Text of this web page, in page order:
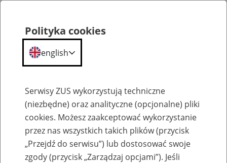
Komunikaty
Polityka cookies
english
Serwisy ZUS wykorzystują techniczne
(niezbędne) oraz analityczne (opcjonalne) pliki
cookies. Możesz zaakceptować wykorzystanie
przez nas wszystkich takich plików (przycisk
„Przejdź do serwisu”) lub dostosować swoje
zgody (przycisk „Zarządzaj opcjami”). Jeśli